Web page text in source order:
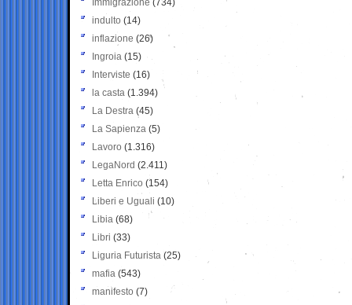
Immigrazione (734)
indulto (14)
inflazione (26)
Ingroia (15)
Interviste (16)
la casta (1.394)
La Destra (45)
La Sapienza (5)
Lavoro (1.316)
LegaNord (2.411)
Letta Enrico (154)
Liberi e Uguali (10)
Libia (68)
Libri (33)
Liguria Futurista (25)
mafia (543)
manifesto (7)